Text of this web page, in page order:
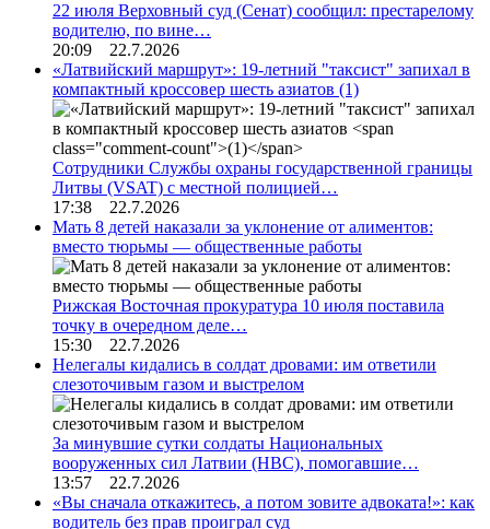
22 июля Верховный суд (Сенат) сообщил: престарелому
водителю, по вине…
20:09 22.7.2026
«Латвийский маршрут»: 19-летний "таксист" запихал в
компактный кроссовер шесть азиатов (1)
Сотрудники Службы охраны государственной границы
Литвы (VSAT) с местной полицией…
17:38 22.7.2026
Мать 8 детей наказали за уклонение от алиментов:
вместо тюрьмы — общественные работы
Рижская Восточная прокуратура 10 июля поставила
точку в очередном деле…
15:30 22.7.2026
Нелегалы кидались в солдат дровами: им ответили
слезоточивым газом и выстрелом
За минувшие сутки солдаты Национальных
вооруженных сил Латвии (НВС), помогавшие…
13:57 22.7.2026
«Вы сначала откажитесь, а потом зовите адвоката!»: как
водитель без прав проиграл суд